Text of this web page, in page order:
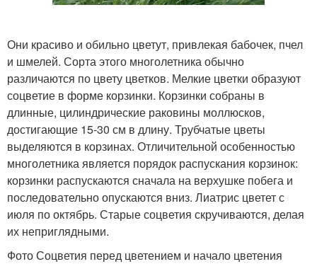
Они красиво и обильно цветут, привлекая бабочек, пчел
и шмелей. Сорта этого многолетника обычно
различаются по цвету цветков. Мелкие цветки образуют
соцветие в форме корзинки. Корзинки собраны в
длинные, цилиндрические раковины моллюсков,
достигающие 15-30 см в длину. Трубчатые цветы
выделяются в корзинах. Отличительной особенностью
многолетника является порядок распускания корзинок:
корзинки распускаются сначала на верхушке побега и
последовательно опускаются вниз. Лиатрис цветет с
июля по октябрь. Старые соцветия скручиваются, делая
их неприглядными.
Фото Соцветия перед цветением и начало цветения